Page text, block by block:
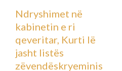
Ndryshimet në
kabinetin e ri
qeveritar, Kurti lë
jasht listës
zëvendëskryeminis